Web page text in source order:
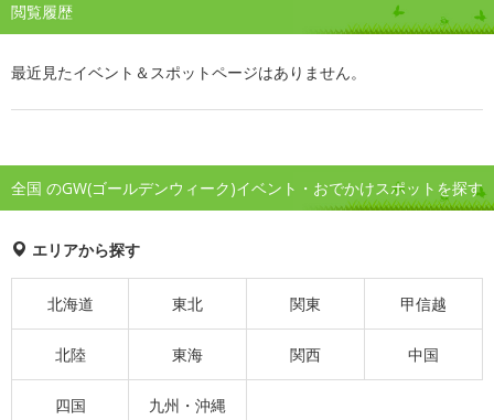
閲覧履歴
最近見たイベント＆スポットページはありません。
全国 のGW(ゴールデンウィーク)イベント・おでかけスポットを探す
エリアから探す
北海道 東北 関東 甲信越
北陸 東海 関西 中国
四国 九州・沖縄